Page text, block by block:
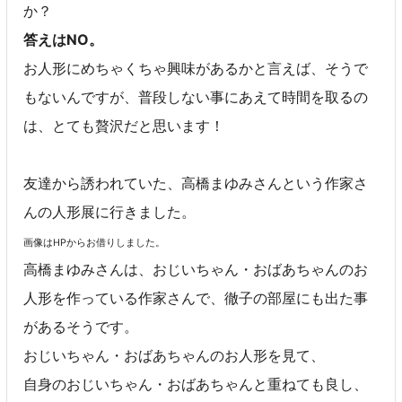
か？
答えはNO。
お人形にめちゃくちゃ興味があるかと言えば、そうで
もないんですが、普段しない事にあえて時間を取るの
は、とても贅沢だと思います！
友達から誘われていた、高橋まゆみさんという作家さ
んの人形展に行きました。
画像はHPからお借りしました。
高橋まゆみさんは、おじいちゃん・おばあちゃんのお
人形を作っている作家さんで、徹子の部屋にも出た事
があるそうです。
おじいちゃん・おばあちゃんのお人形を見て、
自身のおじいちゃん・おばあちゃんと重ねても良し、